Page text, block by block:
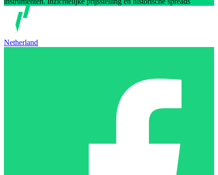
Netherland